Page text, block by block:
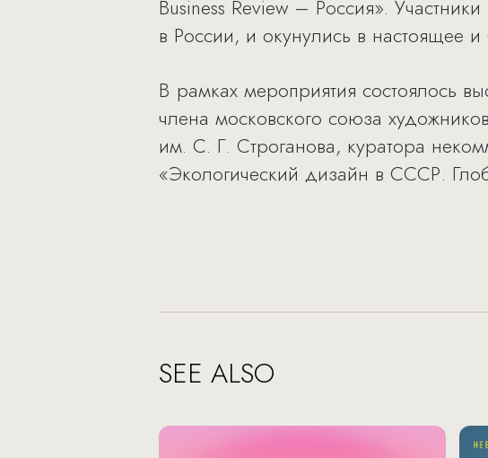
Business Review – Россия».
в России, и окунулись в настоящее
В рамках мероприятия состоялось
члена московского союза
им. С. Г. Строганова, куратора
«Экологический дизайн в СССР.
SEE ALSO